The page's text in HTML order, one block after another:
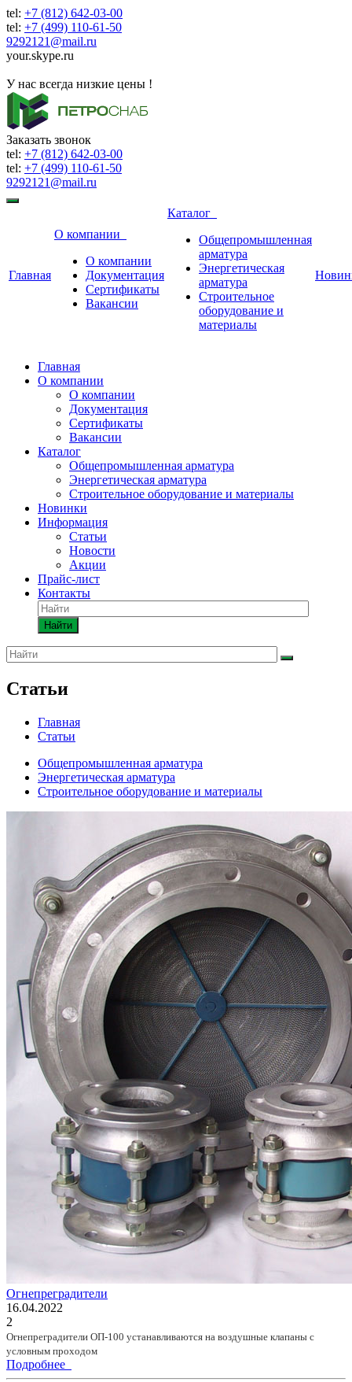
tel: +7 (812) 642-03-00
tel: +7 (499) 110-61-50
9292121@mail.ru
your.skype.ru
У нас всегда низкие цены !
Заказать звонок
tel: +7 (812) 642-03-00
tel: +7 (499) 110-61-50
9292121@mail.ru
Главная
О компании
О компании
Документация
Сертификаты
Вакансии
Каталог
Общепромышленная
арматура
Энергетическая
арматура
Строительное
оборудование и
материалы
Главная
О компании
О компании
Документация
Сертификаты
Вакансии
Каталог
Общепромышленная арматура
Энергетическая арматура
Строительное оборудование и материалы
Новинки
Информация
Статьи
Новости
Акции
Прайс-лист
Контакты
Найти
Статьи
Главная
Статьи
Общепромышленная арматура
Энергетическая арматура
Строительное оборудование и материалы
Огнепреградители
16.04.2022
2
Огнепреградители ОП-100 устанавливаются на воздушные клапаны с
условным проходом
Подробнее